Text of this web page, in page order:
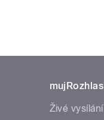
mujRozhlas
Živé vysílání